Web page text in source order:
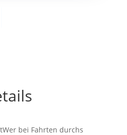
bei Fahrten durchs